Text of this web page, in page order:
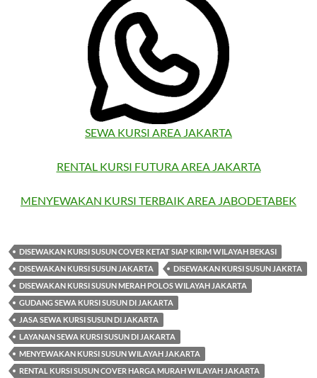
SEWA KURSI AREA JAKARTA
RENTAL KURSI FUTURA AREA JAKARTA
MENYEWAKAN KURSI TERBAIK AREA JABODETABEK
DISEWAKAN KURSI SUSUN COVER KETAT SIAP KIRIM WILAYAH BEKASI
DISEWAKAN KURSI SUSUN JAKARTA
DISEWAKAN KURSI SUSUN JAKRTA
DISEWAKAN KURSI SUSUN MERAH POLOS WILAYAH JAKARTA
GUDANG SEWA KURSI SUSUN DI JAKARTA
JASA SEWA KURSI SUSUN DI JAKARTA
LAYANAN SEWA KURSI SUSUN DI JAKARTA
MENYEWAKAN KURSI SUSUN WILAYAH JAKARTA
RENTAL KURSI SUSUN COVER HARGA MURAH WILAYAH JAKARTA